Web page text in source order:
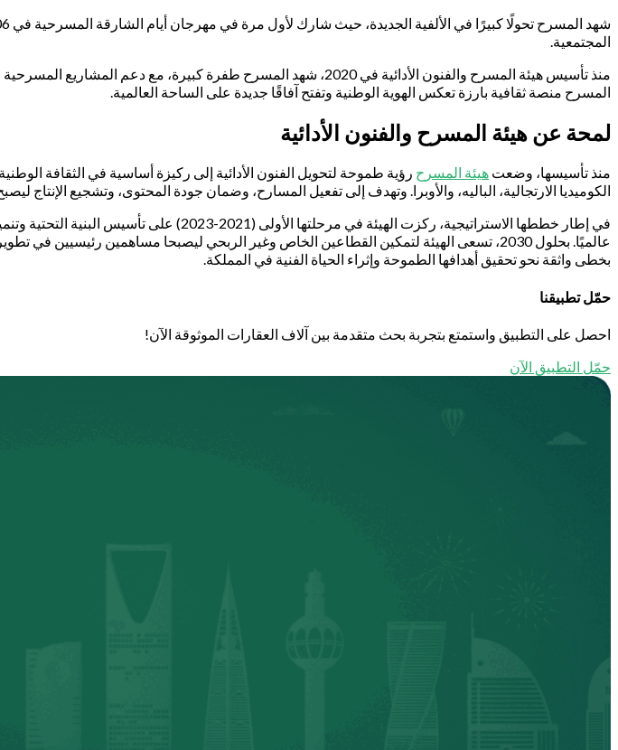
المجتمعية.
المسرح منصة ثقافية بارزة تعكس الهوية الوطنية وتفتح آفاقًا جديدة على الساحة العالمية.
لمحة عن هيئة المسرح والفنون الأدائية
منذ تأسيسها، وضعت هيئة المسرح رؤية طموحة لتحويل الفنون الأدائية إلى ركيزة أساسية في الثقافة
الكوميديا الارتجالية، الباليه، والأوبرا. وتهدف إلى تفعيل المسارح، وضمان جودة المحتوى، وتشجيع
عالميًا. بحلول 2030، تسعى الهيئة لتمكين القطاعين الخاص وغير الربحي ليصبحا مساهمين
بخطى واثقة نحو تحقيق أهدافها الطموحة وإثراء الحياة الفنية في المملكة.
حمّل تطبيقنا
احصل على التطبيق واستمتع بتجربة بحث متقدمة بين آلاف العقارات الموثوقة الآن!
حمّل التطبيق الآن